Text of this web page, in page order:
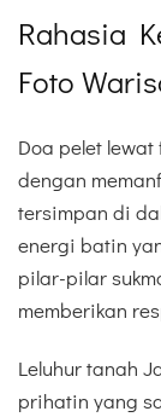
Rahasia
Foto
Doa pelet
dengan
tersimpan di
energi batin
pilar-pilar
memberikan
Leluhur tanah
prihatin yang